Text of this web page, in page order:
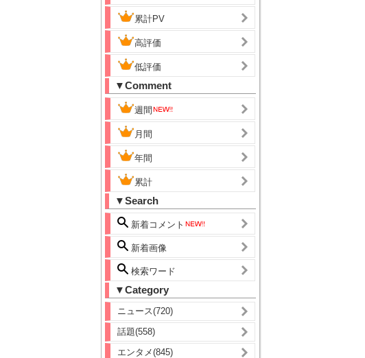
累計PV
高評価
低評価
▼Comment
週間
月間
年間
累計
▼Search
新着コメント
新着画像
検索ワード
▼Category
ニュース(720)
話題(558)
エンタメ(845)